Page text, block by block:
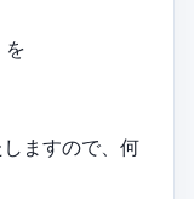
を
ますので、何